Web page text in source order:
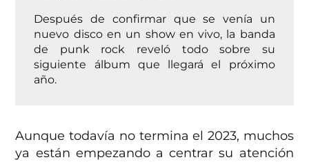
Después de confirmar que se venía un
nuevo disco en un show en vivo, la banda
de punk rock reveló todo sobre su
siguiente álbum que llegará el próximo
año.
Aunque todavía no termina el 2023, muchos
ya están empezando a centrar su atención